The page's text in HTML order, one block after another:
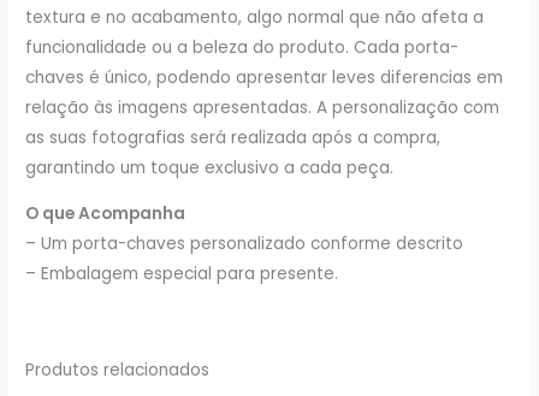
textura e no acabamento, algo normal que não afeta a
funcionalidade ou a beleza do produto. Cada porta-
chaves é único, podendo apresentar leves diferencias em
relação às imagens apresentadas. A personalização com
as suas fotografias será realizada após a compra,
garantindo um toque exclusivo a cada peça.
O que Acompanha
– Um porta-chaves personalizado conforme descrito
– Embalagem especial para presente.
Produtos relacionados